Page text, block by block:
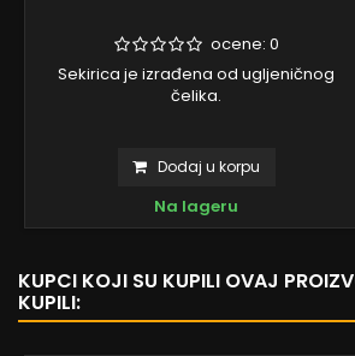
ocene: 0
Sekirica je izrađena od ugljeničnog
čelika.
Dodaj u korpu
Na lageru
KUPCI KOJI SU KUPILI OVAJ
KUPILI: